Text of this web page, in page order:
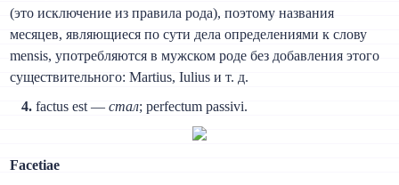
(это исключение из правила рода), поэтому названия
месяцев, являющиеся по сути дела определениями к слову
mensis, употребляются в мужском роде без добавления этого
существительного: Martius, Iulius и т. д.
4. factus est — стал; perfectum passivi.
Facetiae